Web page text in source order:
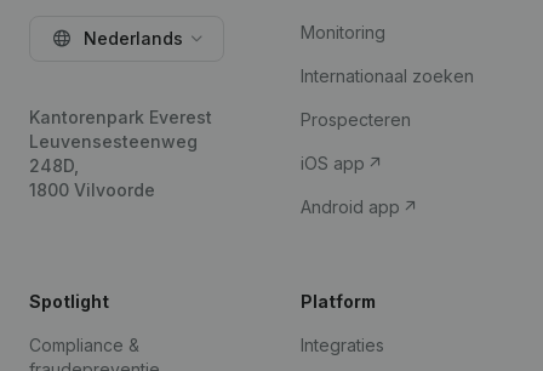
Nederlands
Kantorenpark Everest
Leuvensesteenweg
248D,
1800 Vilvoorde
Monitoring
Internationaal zoeken
Prospecteren
iOS app
Android app
Spotlight
Compliance &
Platform
Integraties